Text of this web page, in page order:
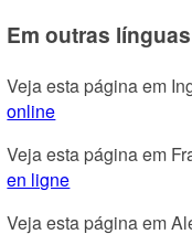
Em outras línguas
Veja esta página em
online
Veja esta página em
en ligne
Veja esta página em